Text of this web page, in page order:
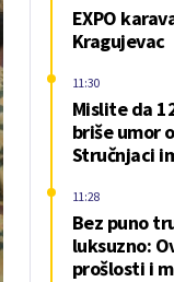
EXPO
Kragujevac
Mislite da
briše umor
Stručnjaci
11:30
Bez puno
luksuzno:
prošlosti i
11:28